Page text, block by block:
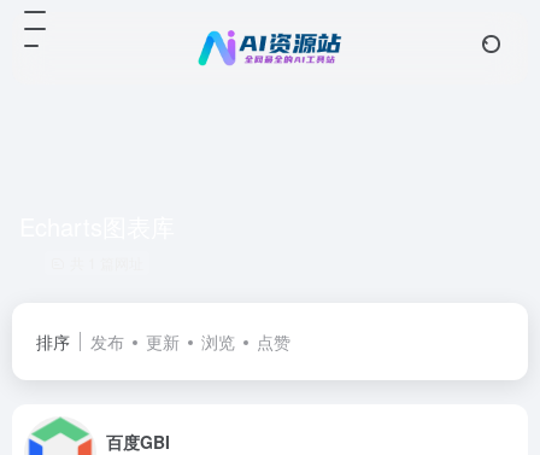
排序 发布 更新 浏览 点赞
百度GBI